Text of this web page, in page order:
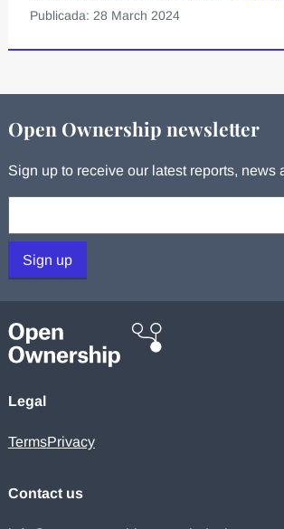
Publicada: 28 March 2024
Open Ownership newsletter
Sign up to receive our latest reports, news
Sign up
Legal
TermsPrivacy
Contact us